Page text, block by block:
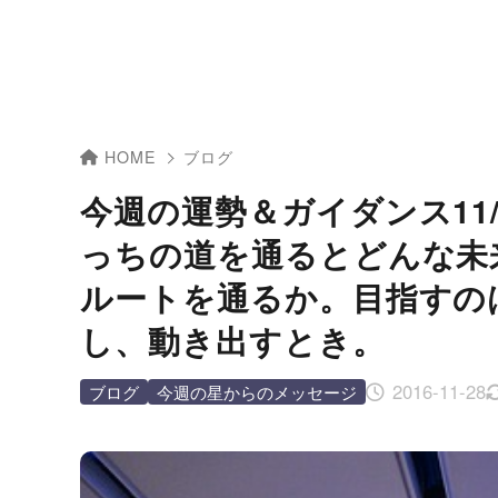
HOME ブログ
今週の運勢＆ガイダンス
っちの道を通るとどんな
ルートを通るか。目指す
し、動き出すとき。
2016-11-28
ブログ 今週の星からのメッセージ